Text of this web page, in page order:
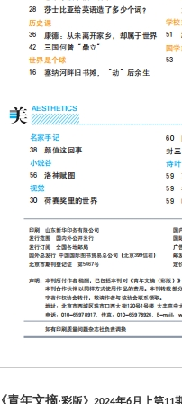
《青年文摘·彩版》 年 月上第